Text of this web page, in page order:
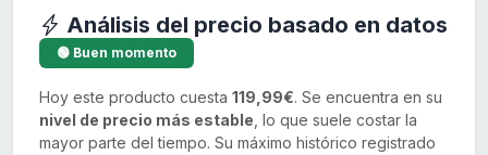
Análisis del precio basado en datos
🟢 Buen momento
Hoy este producto cuesta 119,99€. Se encuentra en su
nivel de precio más estable , lo que suele costar la
mayor parte del tiempo. Su máximo histórico registrado